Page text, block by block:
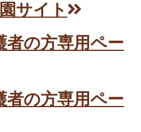
サイト
者の方専用ペー
者の方専用ペー